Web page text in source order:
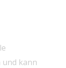
kann